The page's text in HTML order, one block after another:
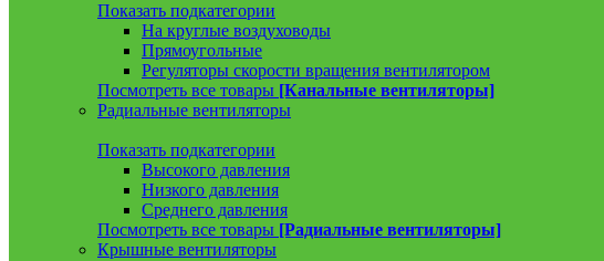
Показать подкатегории
На круглые воздуховоды
Прямоугольные
Регуляторы скорости вращения вентилятором
Посмотреть все товары [Канальные вентиляторы]
Радиальные вентиляторы
Показать подкатегории
Высокого давления
Низкого давления
Среднего давления
Посмотреть все товары [Радиальные вентиляторы]
Крышные вентиляторы